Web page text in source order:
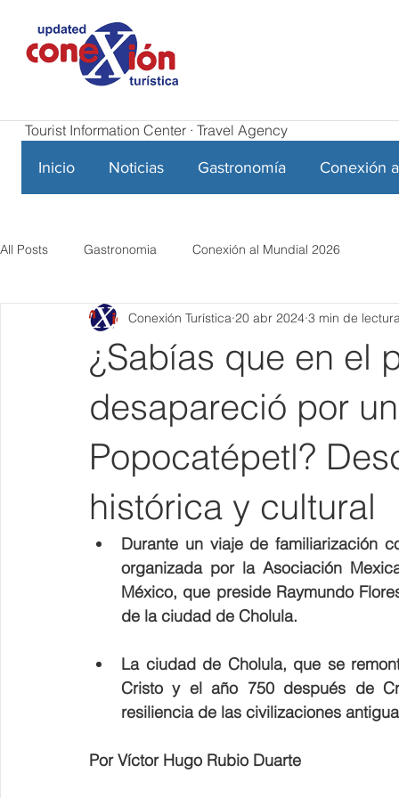
Tourist Information Center · Travel Agency
Inicio Noticias Gastronomía Conexión
All Posts Gastronomia Conexión al Mundial 2026
¿Sabías que en el
desapareció por
Popocatépetl?
histórica y cultural
Conexión Turística 20 abr 2024 3 min de
Durante un viaje de familiarización
organizada por la Asociación
México, que preside Raymundo
de la ciudad de Cholula.
La ciudad de Cholula, que se
Cristo y el año 750 después de
resiliencia de las civilizaciones
Por Víctor Hugo Rubio Duarte